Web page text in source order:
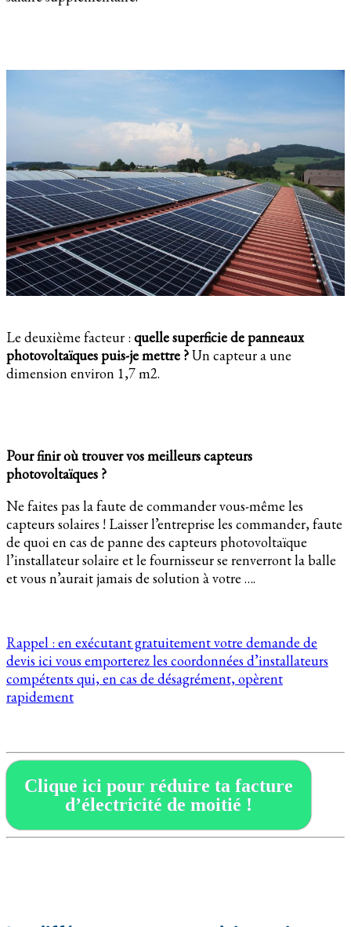
Le deuxième facteur : quelle superficie de panneaux
photovoltaïques puis-je mettre ?Un capteur a une
dimension environ 1,7 m2.
Pour finir où trouver vos meilleurs capteurs
photovoltaïques ?
Ne faites pas la faute de commander vous-même les
capteurs solaires ! Laisser l’entreprise les commander, faute
de quoi en cas de panne des capteurs photovoltaïque
l’installateur solaire et le fournisseur se renverront la balle
et vous n’aurait jamais de solution à votre ….
Rappel : en exécutant gratuitement votre demande de
devis ici vous emporterez les coordonnées d’installateurs
compétents qui, en cas de désagrément, opèrent
rapidement
Clique ici pour réduire ta facture
d’électricité de moitié !